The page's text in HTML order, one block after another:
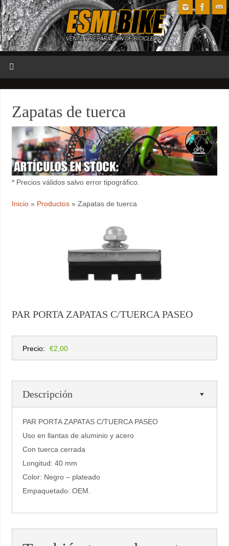
Zapatas de tuerca
* Precios válidos salvo error tipográfico.
Inicio» Productos» Zapatas de tuerca
PAR PORTA ZAPATAS C/TUERCA PASEO
Precio: €2,00
Descripción
PAR PORTA ZAPATAS C/TUERCA PASEO
Uso en llantas de aluminio y acero
Con tuerca cerrada
Longitud: 40 mm
Color: Negro – plateado
Empaquetado: OEM.